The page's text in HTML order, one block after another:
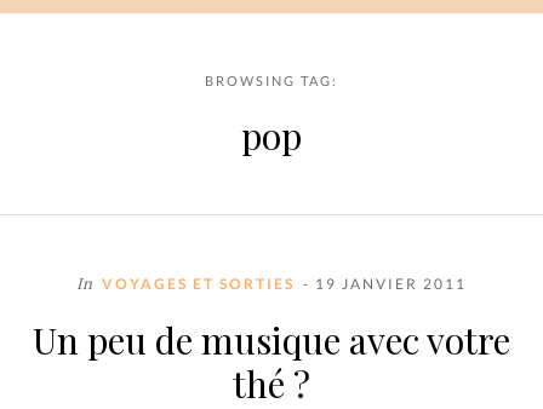
BROWSING TAG:
pop
In VOYAGES ET SORTIES - 19 JANVIER 2011
Un peu de musique avec votre
thé ?